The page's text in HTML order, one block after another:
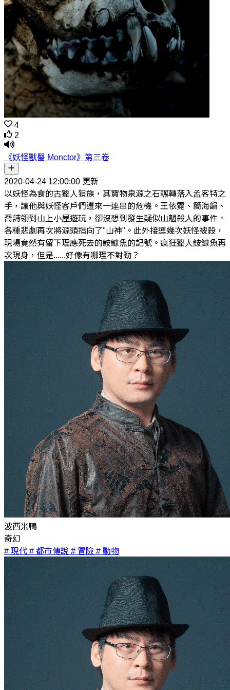
4
2
《妖怪獸醫 Monctor》第三卷
2020-04-24 12:00:00 更新
以妖怪為食的古獵人狽族，其寶物泉源之石輾轉落入孟客特之
手，讓他與妖怪客戶們遭來一連串的危機。王依霓、簡海韻、
喬詩翎到山上小屋遊玩，卻沒想到發生疑似山魈殺人的事件。
各種悲劇再次將源頭指向了"山神"。此外接連幾次妖怪被殺，
現場竟然有留下理應死去的鮟鱇魚的記號。瘋狂獵人鮟鱇魚再
次現身，但是......好像有哪理不對勁？
波西米鴨
奇幻
# 現代 # 都市傳說 # 冒險 # 動物